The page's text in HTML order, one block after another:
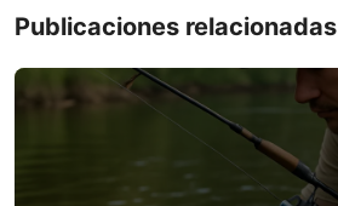
n
a
Publicaciones relacionadas